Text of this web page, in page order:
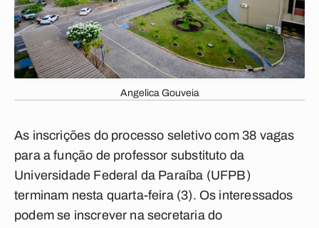
Angelica Gouveia
As inscrições do processo seletivo com 38 vagas
para a função de professor substituto da
Universidade Federal da Paraíba (UFPB)
terminam nesta quarta-feira (3). Os interessados
podem se inscrever na secretaria do